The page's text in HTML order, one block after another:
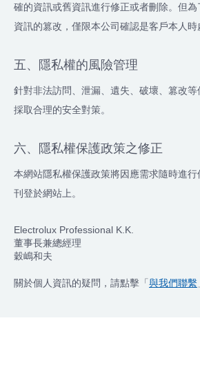
確的資訊或舊資訊進行修正或者刪除。但
資訊的篡改，僅限本公司確認是客戶本人時
五、隱私權的風險管理
針對非法訪問、泄漏、遺失、破壞、篡改等
採取合理的安全對策。
六、隱私權保護政策之修正
本網站隱私權保護政策將因應需求隨時進
刊登於網站上。
Electrolux Professional K.K.
董事長兼總經理
穀嶋和夫
關於個人資訊的疑問，請點擊「 與我們聯繫